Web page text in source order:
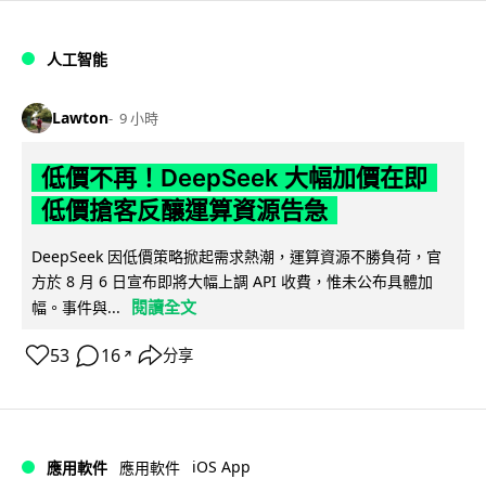
人工智能
Lawton 9 小時
低價不再！DeepSeek 大幅加價在即
低價搶客反釀運算資源告急
DeepSeek 因低價策略掀起需求熱潮，運算資源不勝負荷，官
方於 8 月 6 日宣布即將大幅上調 API 收費，惟未公布具體加
幅。事件與...
閱讀全文
53 16 ↗ 分享
應用軟件 應用軟件 iOS App